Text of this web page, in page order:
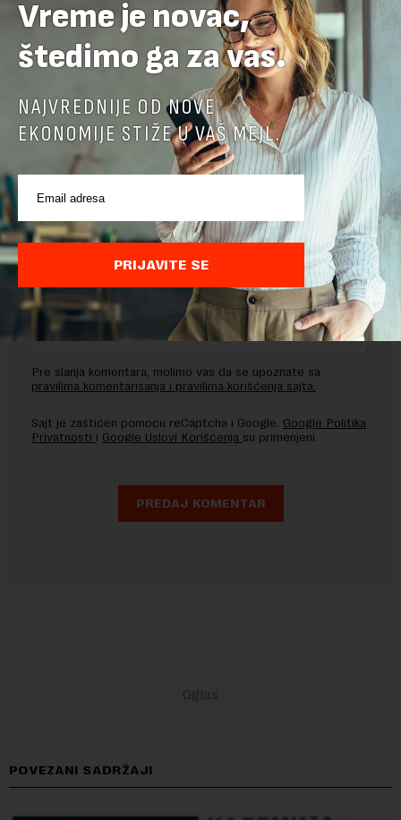
KOPAONIK BIZNIS FORUM PLATNE KARTICE
OSTAVITE ODGOVOR
Pre slanja komentara, molimo vas da se upoznate sa
pravilima komentarisanja i pravilima korišćenja sajta.
Sajt je zaštićen pomocu reCaptcha i Google. Google Politika
Privatnosti i Google Uslovi Korišćenja su primenjeni.
POVEZANI SADRŽAJI
Vreme je novac,
štedimo ga za vas.
NAJVREDNIJE OD NOVE
EKONOMIJE STIŽE U VAŠ MEJL.
PRIJAVITE SE